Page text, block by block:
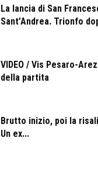
La lancia di San
Sant’Andrea. Trionfo
VIDEO / Vis Pesaro-
della partita
Brutto inizio, poi la
Un ex...